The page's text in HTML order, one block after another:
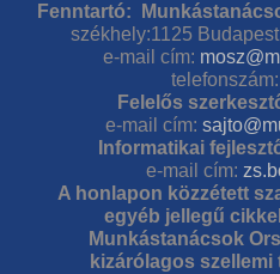
Fenntartó:
székhely:1125
e-mail cím:
Felelős
e-mail cím:
Informatikai
e-mail cím:
A honlapon közzétett
egyéb jellegű
Munkástanácsok
kizárólagos